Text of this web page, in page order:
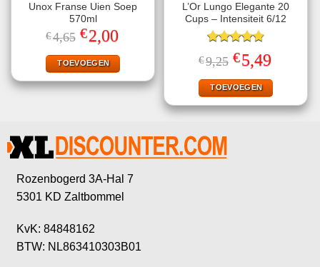
Unox Franse Uien Soep
570ml
€4,65 Oorspronkelijke
prijs
was:
€4,65.
€2,00
is:
€2,00.
TOEVOEGEN
L’Or Lungo Elegante 20
Cups – Intensiteit 6/12
Gewaardeerd
4.80uit 5
€9,25 Oorspronkelijke
prijs
was:
€9,25.
€5,49
is:
€5,49.
TOEVOEGEN
Rozenbogerd 3A-Hal 7
5301 KD Zaltbommel
KvK: 84848162
BTW: NL863410303B01